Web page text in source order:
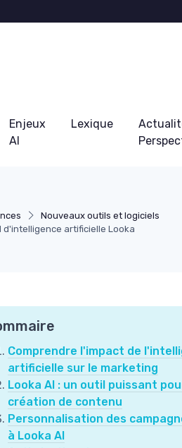
Enjeux
AI
Lexique
Nouveaux outils et logiciels
artificielle Looka
Comprendre l'impact de
artificielle sur le marketing
Looka AI : un outil puissant
création de contenu
Personnalisation des
à Looka AI